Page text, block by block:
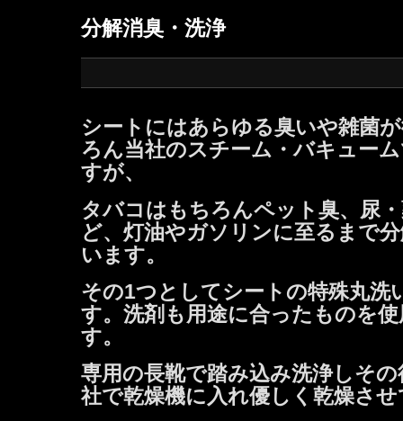
分解消臭・洗浄
シートにはあらゆる臭いや雑菌
ろん当社のスチーム・バキュー
すが、
タバコはもちろんペット臭、尿
ど、灯油やガソリンに至るまで
います。
その1つとしてシートの特殊丸洗
す。洗剤も用途に合ったものを
す。
専用の長靴で踏み込み洗浄しそ
社で乾燥機に入れ優しく乾燥さ